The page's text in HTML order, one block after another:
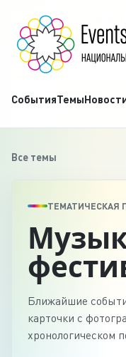
СобытияТемы
Все темы
ТЕМАТИЧЕСКАЯ
Ближайшие
карточки с
хронологическом